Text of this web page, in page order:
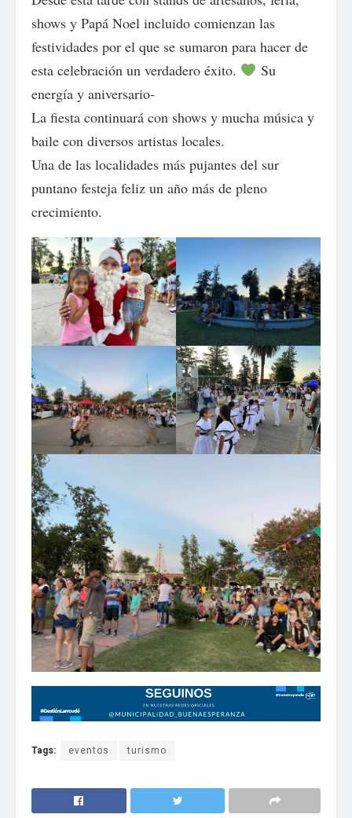
shows y Papá Noel incluido comienzan las
festividades por el que se sumaron para hacer de
esta celebración un verdadero éxito.
Su
energía y aniversario-
La fiesta continuará con shows y mucha música y
baile con diversos artistas locales.
Una de las localidades más pujantes del sur
puntano festeja feliz un año más de pleno
crecimiento.
Tags: eventos turismo